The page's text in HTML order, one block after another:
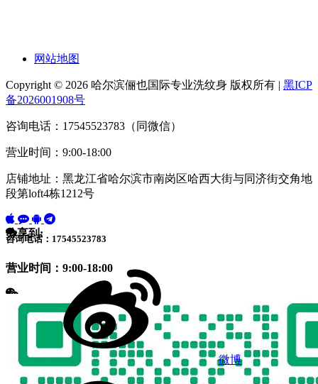
网站地图
Copyright © 2026 哈尔滨俪也国际专业洗纹身 版权所有 | 黑ICP
备2026001908号
咨询电话：17545523783（同微信）
营业时间：9:00-18:00
店铺地址：黑龙江省哈尔滨市南岗区哈西大街与同济街交角地
段第loft4栋1212号
咨询电话：17545523783
营业时间：9:00-18:00
分享到:
微博